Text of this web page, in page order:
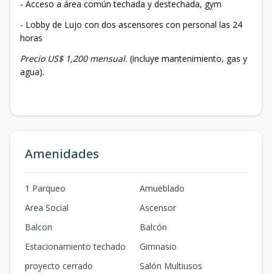
- Acceso a área común techada y destechada, gym
- Lobby de Lujo con dos ascensores con personal las 24
horas
Precio US$ 1,200 mensual. (incluye mantenimiento, gas y
agua).
Amenidades
1 Parqueo
Amueblado
Area Social
Ascensor
Balcon
Balcón
Estacionamiento techado
Gimnasio
proyecto cerrado
Salón Multiusos